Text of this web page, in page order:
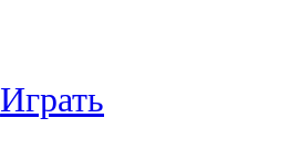
Играть